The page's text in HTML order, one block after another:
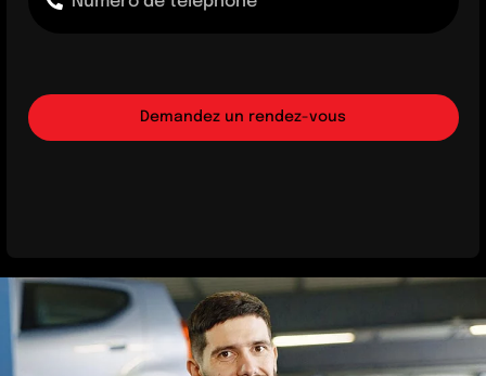
Demandez un rendez-vous